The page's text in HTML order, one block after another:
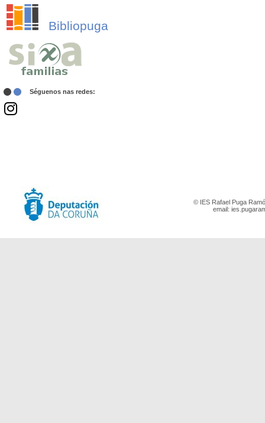
Bibliopuga
Séguenos nas redes:
© IES Rafael Puga
email: